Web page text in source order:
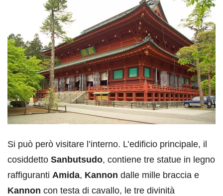
Si può però visitare l’interno. L’edificio principale, il
cosiddetto Sanbutsudo, contiene tre statue in legno
raffiguranti Amida, Kannon dalle mille braccia e
Kannon con testa di cavallo, le tre divinità